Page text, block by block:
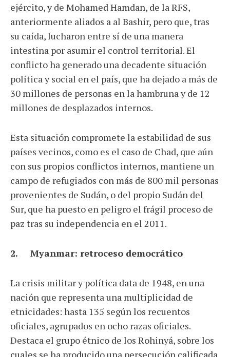
ejército, y de Mohamed Hamdan, de la RFS,
anteriormente aliados a al Bashir, pero que, tras
su caída, lucharon entre sí de una manera
intestina por asumir el control territorial. El
conflicto ha generado una decadente situación
política y social en el país, que ha dejado a más de
30 millones de personas en la hambruna y de 12
millones de desplazados internos.
Esta situación compromete la estabilidad de sus
países vecinos, como es el caso de Chad, que aún
con sus propios conflictos internos, mantiene un
campo de refugiados con más de 800 mil personas
provenientes de Sudán, o del propio Sudán del
Sur, que ha puesto en peligro el frágil proceso de
paz tras su independencia en el 2011.
2. Myanmar: retroceso democrático
La crisis militar y política data de 1948, en una
nación que representa una multiplicidad de
etnicidades: hasta 135 según los recuentos
oficiales, agrupados en ocho razas oficiales.
Destaca el grupo étnico de los Rohinyá, sobre los
cuales se ha producido una persecución calificada